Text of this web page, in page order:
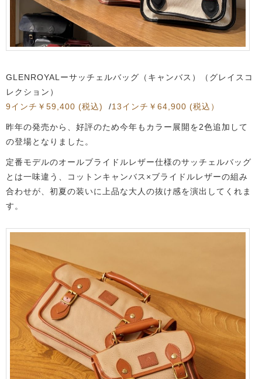
GLENROYALーサッチェルバッグ（キャンバス）（グレイスコ
レクション）
9インチ￥59,400 (税込)
/13インチ￥64,900 (税込）
昨年の発売から、好評のため今年もカラー展開を2色追加して
の登場となりました。
定番モデルのオールブライドルレザー仕様のサッチェルバッグ
とは一味違う、コットンキャンバス×ブライドルレザーの組み
合わせが、初夏の装いに上品な大人の抜け感を演出してくれま
す。